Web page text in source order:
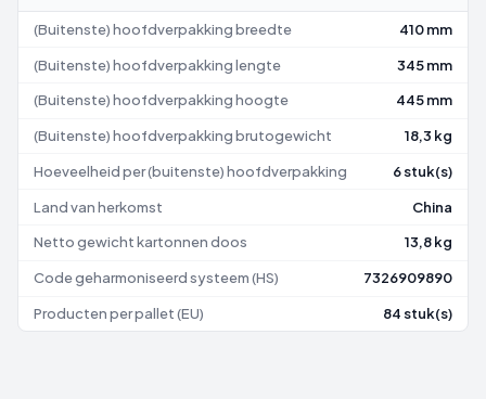
(Buitenste) hoofdverpakking breedte 410 mm
(Buitenste) hoofdverpakking lengte 345 mm
(Buitenste) hoofdverpakking hoogte 445 mm
(Buitenste) hoofdverpakking brutogewicht 18,3 kg
Hoeveelheid per (buitenste) hoofdverpakking 6 stuk(s)
Land van herkomst China
Netto gewicht kartonnen doos 13,8 kg
Code geharmoniseerd systeem (HS) 7326909890
Producten per pallet (EU) 84 stuk(s)